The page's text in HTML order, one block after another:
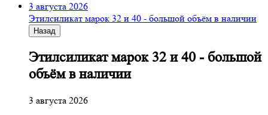
3 августа 2026
Этилсиликат марок 32 и 40 - большой объём в наличии
Назад
Этилсиликат марок 32 и 40 - большой
объём в наличии
3 августа 2026